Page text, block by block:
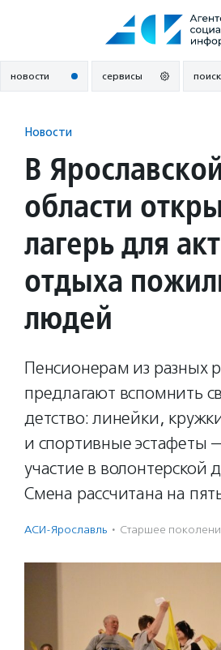
новости сервисы поиск
Новости
В
области
лагерь для
отдыха
людей
Пенсионерам из разных
предлагают вспомнить
детство: линейки,
и спортивные эстафеты
участие в волонтерской
Смена рассчитана на
АСИ-Ярославль · Старшее